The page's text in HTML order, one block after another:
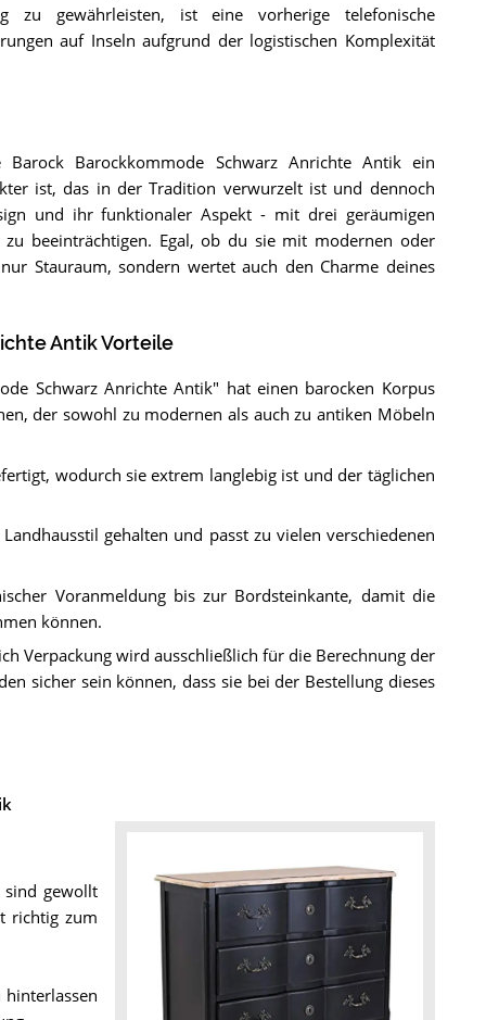
zu gewährleisten, ist eine vorherige telefonische
auf Inseln aufgrund der logistischen Komplexität
Barockkommode Schwarz Anrichte Antik ein
ist, das in der Tradition verwurzelt ist und dennoch
und ihr funktionaler Aspekt - mit drei geräumigen
beeinträchtigen. Egal, ob du sie mit modernen oder
Stauraum, sondern wertet auch den Charme deines
Antik Vorteile
Schwarz Anrichte Antik" hat einen barocken Korpus
der sowohl zu modernen als auch zu antiken Möbeln
wodurch sie extrem langlebig ist und der täglichen
gehalten und passt zu vielen verschiedenen
Voranmeldung bis zur Bordsteinkante, damit die
können.
Verpackung wird ausschließlich für die Berechnung der
sicher sein können, dass sie bei der Bestellung dieses
sind gewollt
richtig zum